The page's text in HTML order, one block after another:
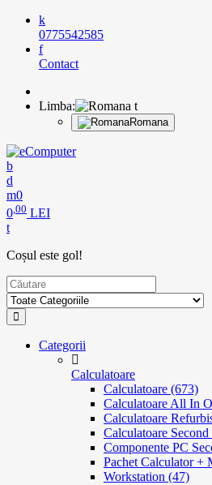
0775542585
Contact
Limba:
Romana
0
0,00 LEI
Coșul este gol!
Categorii
Calculatoare
Calculatoare (673)
Calculatoare All In
Calculatoare
Calculatoare
Componente PC
Pachet Calculator +
Workstation (47)